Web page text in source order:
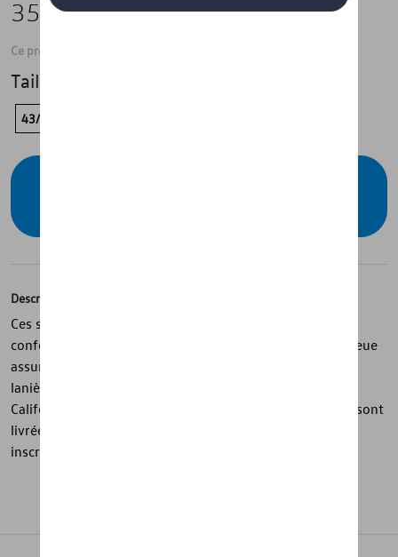
35,01 €
Ce produit n'est actuellement pas de stock
Taille
43/44
Description
Ces sandales de bain de la collection California associent
confort et style estival décontracté. La semelle légère bleue
assure un agréable confort de marche, tandis que les
lanières bleu clair avec surpiqûres contrastées et logo
California en relief apportent une touche sportive. Elles sont
livrées dans un sac à chaussures en PET recyclé avec
inscription California imprimée en blanc.